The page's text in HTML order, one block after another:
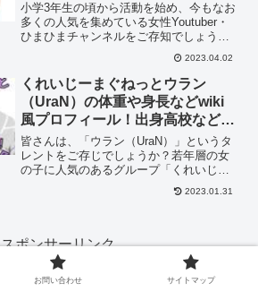
小学3年生の頃から活動を始め、今もなお
多くの人気を集めている女性Youtuber・
ひまひまチャンネルをご存知でしょう
か？ガチャガチャ紹介やスクイーズ紹介
の動画を多く投稿しており、最近ではテ
レビ番組にも出演し、話題を呼んでいま
す。今回は、そん...
2023.04.02
くれいじーまぐねっとウラン
（UraN）の体重や身長などwiki
風プロフィール！出身高校など学
歴も紹介！
皆さんは、「ウラン（UraN）」というタ
レントをご存じでしょうか？若年層の女
の子に人気のあるグループ「くれいじー
まぐねっと」のまとめ役です。「くれい
じーまぐねっと」は、浅見めいさん・ウ
2023.01.31
スポンサーリンク
お問い合わせ サイトマップ